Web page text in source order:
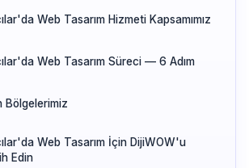
Web Tasarım Hizmeti Kapsamımız
Web Tasarım Süreci — 6 Adım
Bölgelerimiz
Web Tasarım İçin DijiWOW'u
Edin